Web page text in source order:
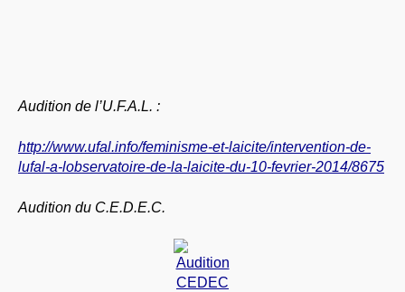
Audition de l’U.F.A.L. :
http://www.ufal.info/feminisme-et-laicite/intervention-de-
lufal-a-lobservatoire-de-la-laicite-du-10-fevrier-2014/8675
Audition du C.E.D.E.C.